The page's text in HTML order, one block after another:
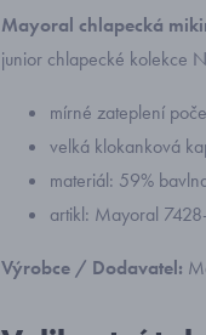
Mayoral chlapecká
junior chlapecké kolekce
mírné zateplení
velká klokanková
materiál: 59%
artikl: Mayoral
Výrobce / Dodavatel: